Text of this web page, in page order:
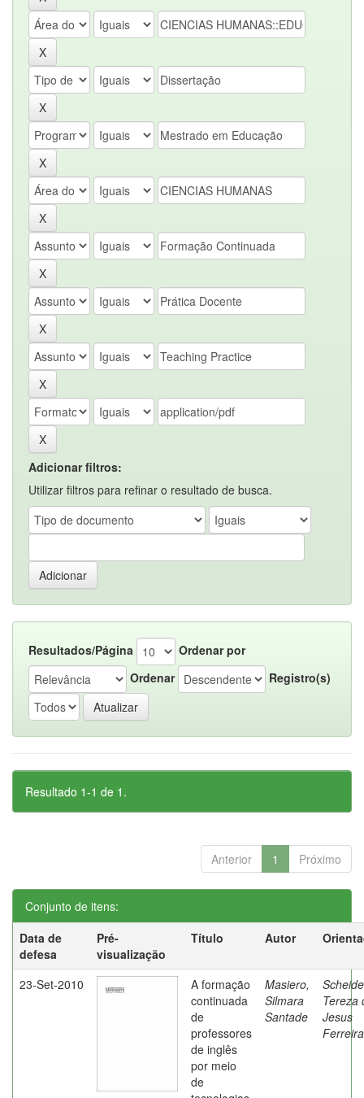
Adicionar filtros:
Utilizar filtros para refinar o resultado de busca.
Resultados/Página
Ordenar por
Ordenar
Registro(s)
Resultado 1-1 de 1.
Anterior 1 Próximo
Conjunto de itens:
Data de
defesa
Pré-
visualização
Título Autor
23-Set-2010
A formação
continuada
de
professores
de inglês
por meio
de
Masiero,
Silmara
Santade
Tereza
Jesus
Ferreira